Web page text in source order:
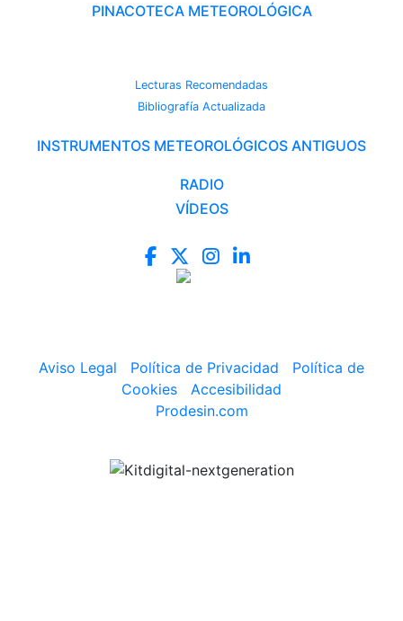
PINACOTECA METEOROLÓGICA
Lecturas Recomendadas
Bibliografía Actualizada
INSTRUMENTOS METEOROLÓGICOS ANTIGUOS
RADIO
VÍDEOS
Aviso Legal Política de Privacidad
Política de
Cookies
Accesibilidad
Prodesin.com